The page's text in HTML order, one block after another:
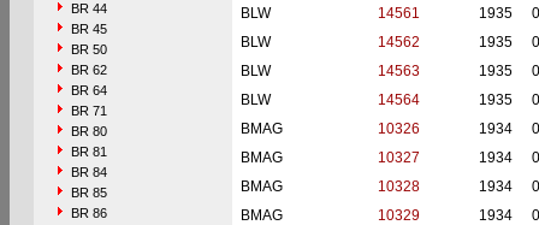
BR 44
BR 45
BR 50
BR 62
BR 64
BR 71
BR 80
BR 81
BR 84
BR 85
BR 86
BLW
14561 1935
BLW
14562 1935
BLW
14563 1935
BLW
14564 1935
BMAG
10326 1934
BMAG
10327 1934
BMAG
10328 1934
BMAG
10329 1934